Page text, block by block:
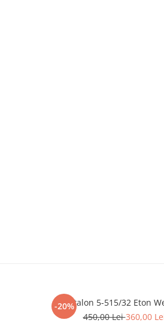
-20%
Pantalon 5-515/32 Eton
450,00 Lei360,00